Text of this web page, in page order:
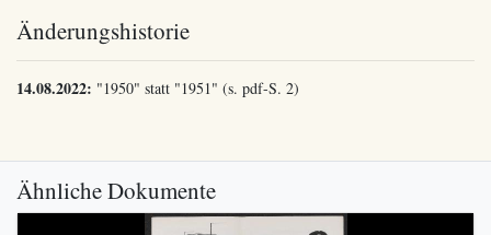
Änderungshistorie
14.08.2022: "1950" statt "1951" (s. pdf-S. 2)
Ähnliche Dokumente